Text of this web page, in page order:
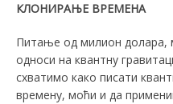
КЛОНИРАЊЕ ВРЕМЕНА
Питање од милион долара,
односи на квантну
схватимо како писати
времену, моћи и да